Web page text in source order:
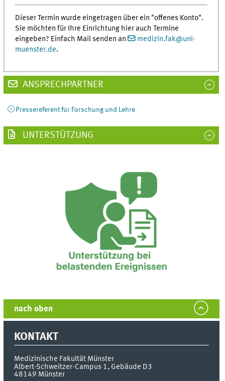
Dieser Termin wurde eingetragen über ein "offenes Konto".
Sie möchten für Ihre Einrichtung hier auch Termine
eingeben? Einfach Mail senden an
medizin.fak@uni-
muenster.de.
ANSPRECHPARTNER
Pressereferent für Forschung und Lehre
UNTERSTÜTZUNG
nach oben
KONTAKT
Medizinische Fakultät Münster
Albert-Schweitzer-Campus 1, Gebäude D3
48149 Münster